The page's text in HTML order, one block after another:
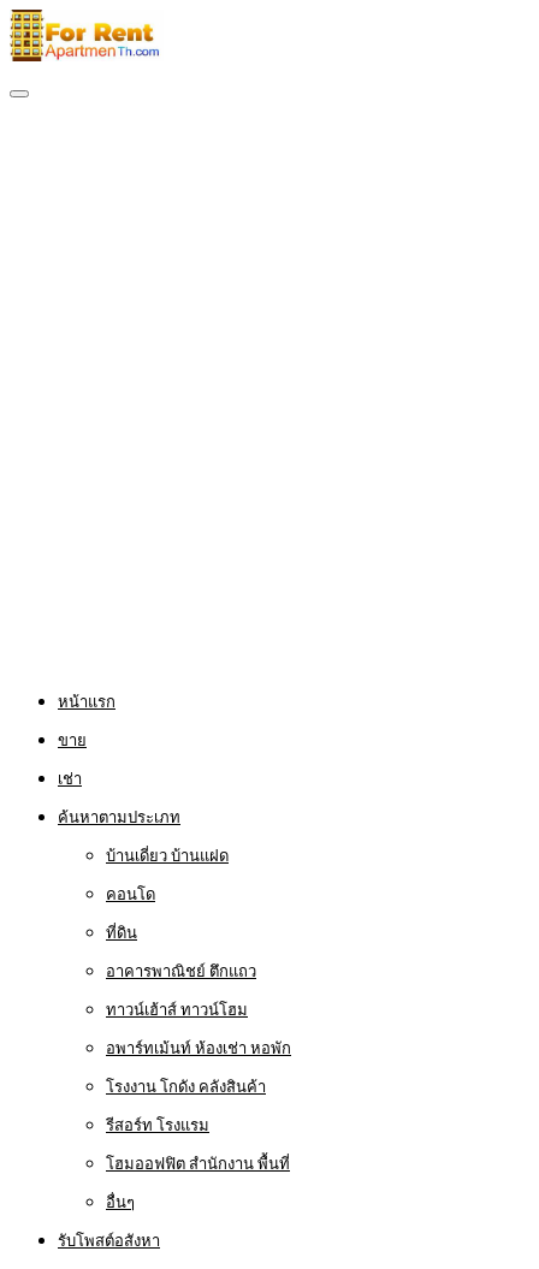
หน้าแรก
ขาย
เช่า
ค้นหาตามประเภท
บ้านเดี่ยว บ้านแฝด
คอนโด
ที่ดิน
อาคารพาณิชย์ ตึกแถว
ทาวน์เฮ้าส์ ทาวน์โฮม
อพาร์ทเม้นท์ ห้องเช่า หอพัก
โรงงาน โกดัง คลังสินค้า
รีสอร์ท โรงแรม
โฮมออฟฟิต สำนักงาน พื้นที่
อื่นๆ
รับโพสต์อสังหา